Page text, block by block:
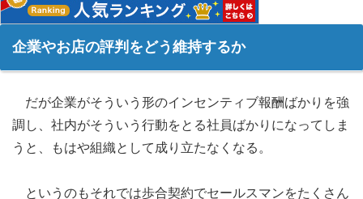
企業やお店の評判をどう維持するか
だが企業がそういう形のインセンティブ報酬ばかりを強
調し、社内がそういう行動をとる社員ばかりになってしま
うと、もはや組織として成り立たなくなる。
というのもそれでは歩合契約でセールスマンをたくさん